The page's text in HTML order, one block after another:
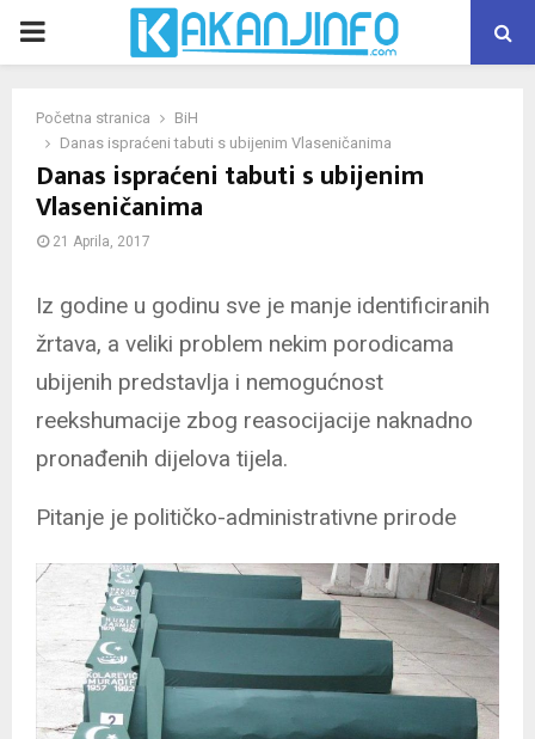
PRIMARY
Početna stranica
BiH
Danas ispraćeni tabuti s ubijenim Vlaseničanima
Danas ispraćeni tabuti s ubijenim
Vlaseničanima
21 Aprila, 2017
Iz godine u godinu sve je manje identificiranih
žrtava, a veliki problem nekim porodicama
ubijenih predstavlja i nemogućnost
reekshumacije zbog reasocijacije naknadno
pronađenih dijelova tijela.
Pitanje je političko-administrativne prirode